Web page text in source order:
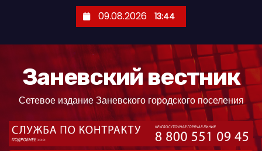
09.08.2026 13:44
Заневский вестник
Сетевое издание Заневского городского поселения